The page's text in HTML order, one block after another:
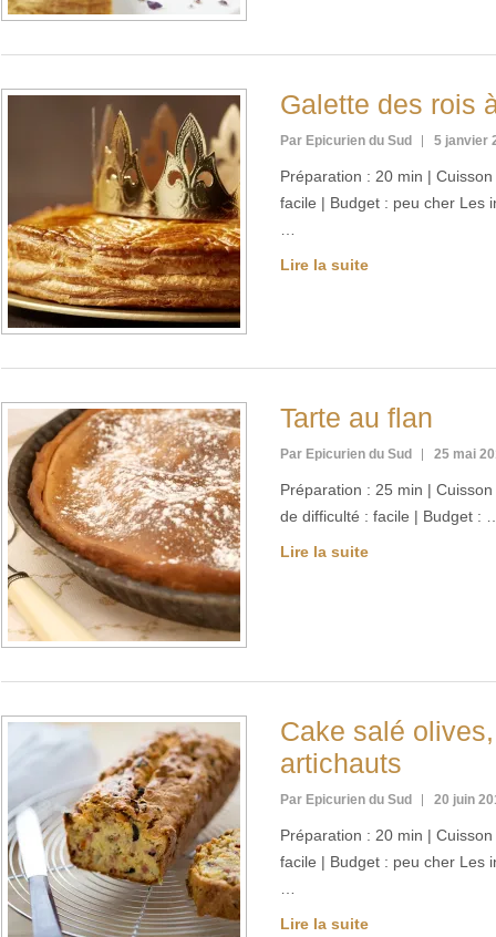
Galette des rois
Par Epicurien du Sud 5 janvier
Préparation : 20 min |
facile | Budget : peu cher Les
Lire la suite
Tarte au flan
Par Epicurien du Sud 25 mai
Préparation : 25 min |
de difficulté : facile | Budget :
Lire la suite
Cake salé
artichauts
Par Epicurien du Sud 20 juin
Préparation : 20 min |
facile | Budget : peu cher Les
Lire la suite